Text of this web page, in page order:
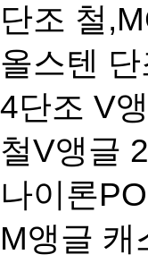
단조 철
올스텐
4단조 V
철V앵글
나이론
M앵글 캐